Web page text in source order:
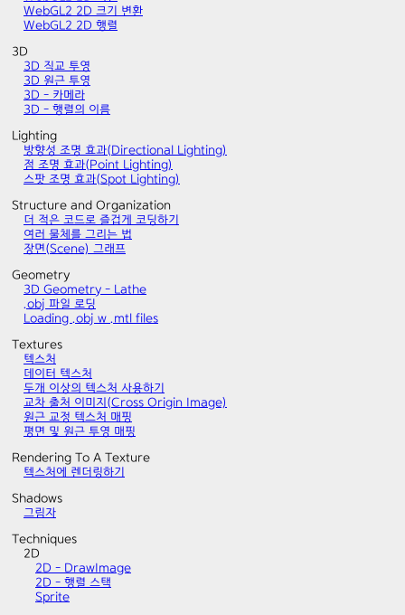
WebGL2 2D 크기 변환
WebGL2 2D 행렬
3D
3D 직교 투영
3D 원근 투영
3D - 카메라
3D - 행렬의 이름
Lighting
방향성 조명 효과(Directional Lighting)
점 조명 효과(Point Lighting)
스팟 조명 효과(Spot Lighting)
Structure and Organization
더 적은 코드로 즐겁게 코딩하기
여러 물체를 그리는 법
장면(Scene) 그래프
Geometry
3D Geometry - Lathe
.obj 파일 로딩
Loading .obj w .mtl files
Textures
텍스처
데이터 텍스처
두개 이상의 텍스처 사용하기
교차 출처 이미지(Cross Origin Image)
원근 교정 텍스처 매핑
평면 및 원근 투영 매핑
Rendering To A Texture
텍스처에 렌더링하기
Shadows
그림자
Techniques
2D
2D - DrawImage
2D - 행렬 스택
Sprite